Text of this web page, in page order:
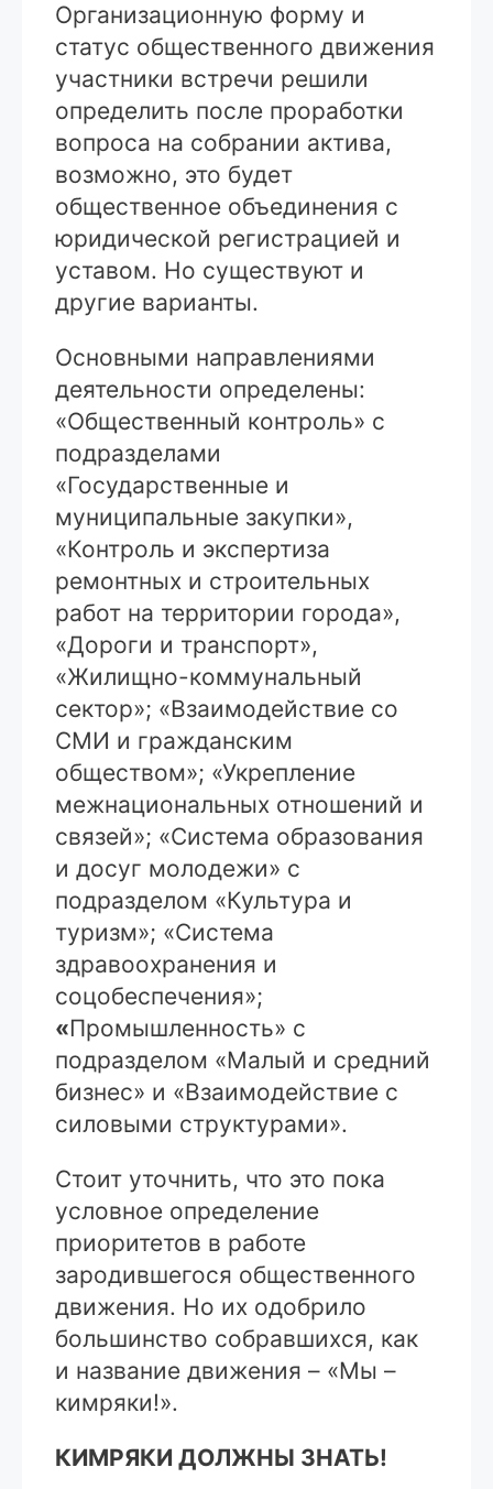
Организационную форму и
статус общественного движения
участники встречи решили
определить после проработки
вопроса на собрании актива,
возможно, это будет
общественное объединения с
юридической регистрацией и
уставом. Но существуют и
другие варианты.
Основными направлениями
деятельности определены:
«Общественный контроль» с
подразделами
«Государственные и
муниципальные закупки»,
«Контроль и экспертиза
ремонтных и строительных
работ на территории города»,
«Дороги и транспорт»,
«Жилищно-коммунальный
сектор»; «Взаимодействие со
СМИ и гражданским
обществом»; «Укрепление
межнациональных отношений и
связей»; «Система образования
и досуг молодежи» с
подразделом «Культура и
туризм»; «Система
здравоохранения и
соцобеспечения»;
«Промышленность» с
подразделом «Малый и средний
бизнес» и «Взаимодействие с
силовыми структурами».
Стоит уточнить, что это пока
условное определение
приоритетов в работе
зародившегося общественного
движения. Но их одобрило
большинство собравшихся, как
и название движения – «Мы –
кимряки!».
КИМРЯКИ ДОЛЖНЫ ЗНАТЬ!